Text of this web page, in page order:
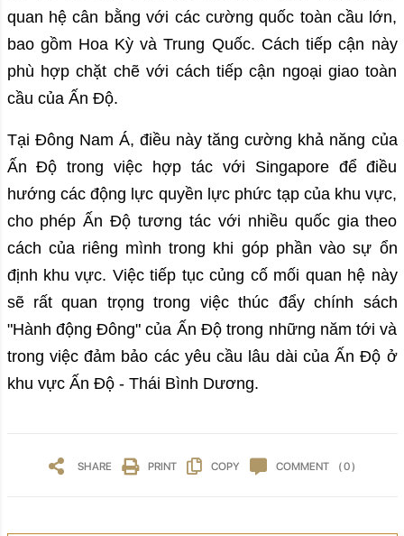
quan hệ cân bằng với các cường quốc toàn cầu lớn,
bao gồm Hoa Kỳ và Trung Quốc. Cách tiếp cận này
phù hợp chặt chẽ với cách tiếp cận ngoại giao toàn
cầu của Ấn Độ.
Tại Đông Nam Á, điều này tăng cường khả năng của
Ấn Độ trong việc hợp tác với Singapore để điều
hướng các động lực quyền lực phức tạp của khu vực,
cho phép Ấn Độ tương tác với nhiều quốc gia theo
cách của riêng mình trong khi góp phần vào sự ổn
định khu vực. Việc tiếp tục củng cố mối quan hệ này
sẽ rất quan trọng trong việc thúc đẩy chính sách
"Hành động Đông" của Ấn Độ trong những năm tới và
trong việc đảm bảo các yêu cầu lâu dài của Ấn Độ ở
khu vực Ấn Độ - Thái Bình Dương.
SHARE PRINT COPY COMMENT ( 0 )